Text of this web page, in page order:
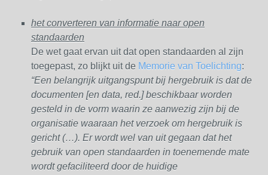
het converteren van informatie naar open
standaarden
De wet gaat ervan uit dat open standaarden al zijn
toegepast, zo blijkt uit de Memorie van Toelichting:
“Een belangrijk uitgangspunt bij hergebruik is dat de
documenten [en data, red.] beschikbaar worden
gesteld in de vorm waarin ze aanwezig zijn bij de
organisatie waaraan het verzoek om hergebruik is
gericht (…). Er wordt wel van uit gegaan dat het
gebruik van open standaarden in toenemende mate
wordt gefaciliteerd door de huidige